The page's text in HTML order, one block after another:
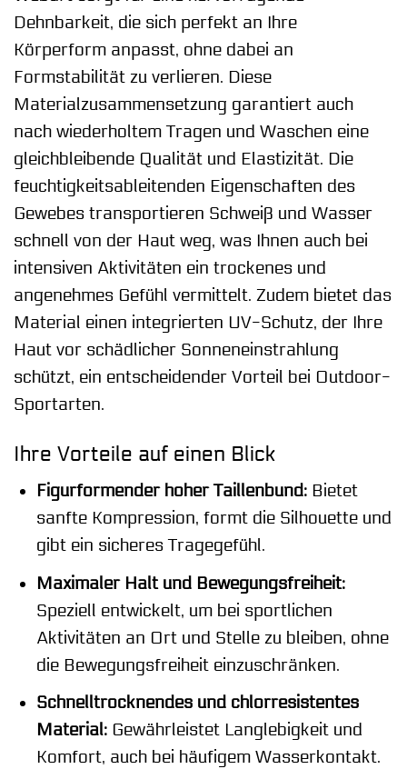
Dehnbarkeit, die sich perfekt an Ihre
Körperform anpasst, ohne dabei an
Formstabilität zu verlieren. Diese
Materialzusammensetzung garantiert auch
nach wiederholtem Tragen und Waschen eine
gleichbleibende Qualität und Elastizität. Die
feuchtigkeitsableitenden Eigenschaften des
Gewebes transportieren Schweiß und Wasser
schnell von der Haut weg, was Ihnen auch bei
intensiven Aktivitäten ein trockenes und
angenehmes Gefühl vermittelt. Zudem bietet das
Material einen integrierten UV-Schutz, der Ihre
Haut vor schädlicher Sonneneinstrahlung
schützt, ein entscheidender Vorteil bei Outdoor-
Sportarten.
Ihre Vorteile auf einen Blick
Figurformender hoher Taillenbund:Bietet
sanfte Kompression, formt die Silhouette und
gibt ein sicheres Tragegefühl.
Maximaler Halt und Bewegungsfreiheit:
Speziell entwickelt, um bei sportlichen
Aktivitäten an Ort und Stelle zu bleiben, ohne
die Bewegungsfreiheit einzuschränken.
Schnelltrocknendes und chlorresistentes
Material:Gewährleistet Langlebigkeit und
Komfort, auch bei häufigem Wasserkontakt.